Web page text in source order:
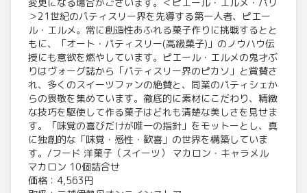
＞21世紀のパティスリー界を先導する第一人者、ピエー
ル・エルメ。常に創造性あふれる菓子作りに挑戦するとと
もに、「オート・パティスリー(高級菓子)」のノウハウ伝
授にも意欲を燃やしています。ピエール・エルメの鬼才ぶ
りはヴォーグ誌から「パティスリー界のピカソ」と賞賛さ
れ、多くのスイーツファンの絶賛と、同業のパティシェか
らの畏敬を集めています。徹底的に素材にこだわり、精緻
な技巧を駆使して作る菓子はどれも清楚な美しさを見せま
す。「味覚の喜びだけが唯一の指針」をモットーとし、真
に独創的な「味覚・感性・歓喜」の世界を構築していま
す。/フード 洋菓子（スイーツ） マカロン・キャラメル
マカロン 10個詰合せ
価格：4,563円